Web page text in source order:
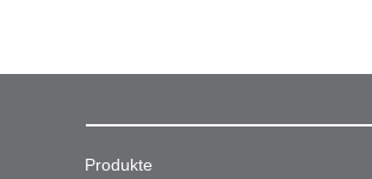
Produkte